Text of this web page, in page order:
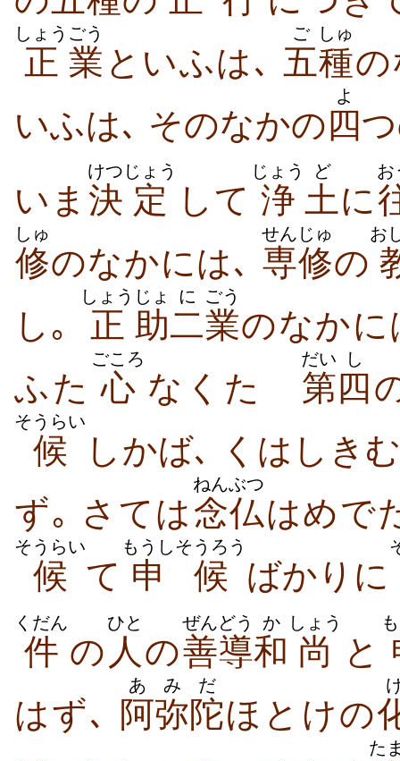
正
しょう
業
ごう
といふは､ 五
ご
種
しゅ
いふは､ そのなかの 四
よ
いま 決
けつ
定
じょう
して 浄
じょう
土
ど
に
お
修
しゅ
のなかには､ 専修
せんじゅ
の
お
し｡ 正
しょう
助
じょ
二
に
業
ごう
のなか
ふた 心
ごころ
なくたゞ 第
だい
四
し
候
そうらい
しかば､ くはしき
ず｡ さては念仏
ねんぶつ
はめで
候
そうらい
て 申
もうし
候
そうろう
ばかりに
件
くだん
の 人
ひと
の善導
ぜんどう
和
か
尚
しょう
と
はず､ 阿
あ
弥陀
みだ
ほとけの
た